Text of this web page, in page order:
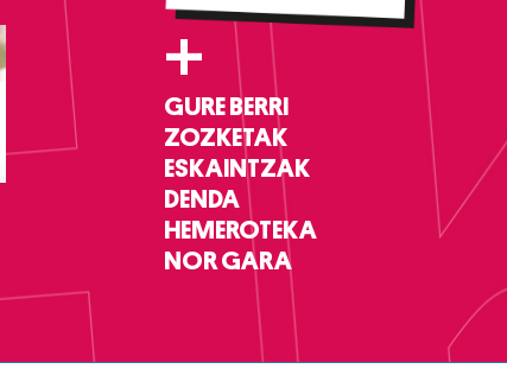
+
GURE BERRI
ZOZKETAK
ESKAINTZAK
DENDA
HEMEROTEKA
NOR GARA